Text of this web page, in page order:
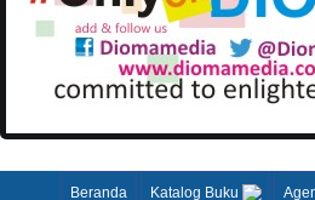
Beranda Katalog Buku